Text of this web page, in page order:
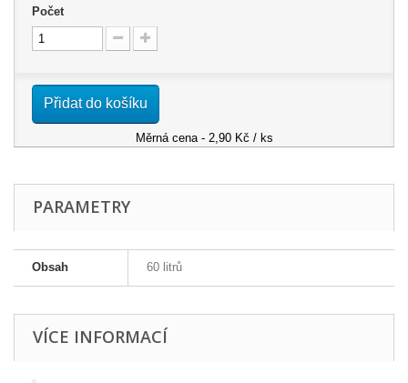
Počet
Přidat do košíku
Měrná cena - 2,90 Kč / ks
PARAMETRY
Obsah 60 litrů
VÍCE INFORMACÍ